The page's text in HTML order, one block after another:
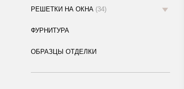
РЕШЕТКИ НА ОКНА (34)
ФУРНИТУРА
ОБРАЗЦЫ ОТДЕЛКИ